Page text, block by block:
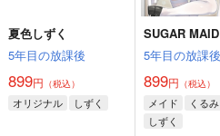
夏色しずく
5年目の放課後
899円 （税込）
オリジナル しずく
SUGAR MAID
5年目の放課後
899円 （税込）
メイド
くるみ
しずく